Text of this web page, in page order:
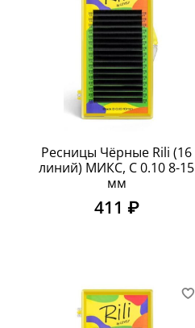
Ресницы Чёрные Rili (16
линий) МИКС, C 0.10 8-15
мм
411 ₽